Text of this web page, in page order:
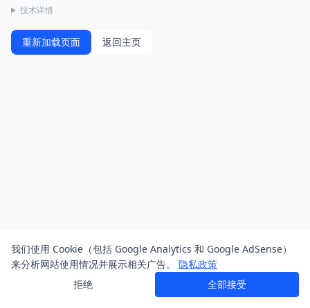
技术详情
重新加载页面 返回主页
我们使用 Cookie（包括 Google Analytics 和 Google AdSense）
来分析网站使用情况并展示相关广告。
隐私政策
拒绝
全部接受